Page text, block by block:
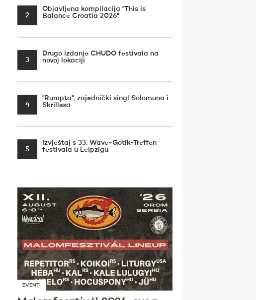
2
Objavljena kompilacija ''This is
Balance Croatia 2026''
3
Drugo izdanje CHUDO festivala na
novoj lokaciji
4
''Rumpta'', zajednički singl Solomuna i
Skrillexa
5
Izvještaj s 33. Wave-Gotik-Treffen
festivala u Leipzigu
EVENTI